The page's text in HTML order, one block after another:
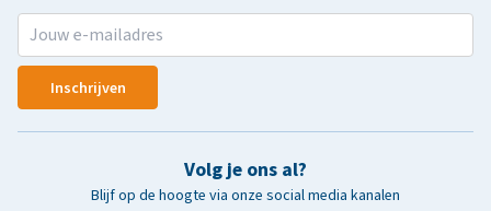
Inschrijven
Volg je ons al?
Blijf op de hoogte via onze social media kanalen